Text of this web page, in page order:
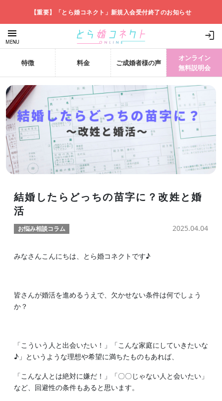
【重要】「とら婚コネクト」新規入会受付終了のお知らせ
menu
MENU login
特徴 料金 ご成婚者様の声
オンライン
無料説明会
結婚したらどっちの苗字に？改姓と婚
活
お悩み相談コラム 2025.04.04
みなさんこんにちは、とら婚コネクトです♪
皆さんが婚活を進めるうえで、欠かせない条件は何でしょう
か？
「こういう人と出会いたい！」「こんな家庭にしていきたいな
♪」というような理想や希望に満ちたものもあれば、
「こんな人とは絶対に嫌だ！」「〇〇じゃない人と会いたい」
など、回避性の条件もあると思います。